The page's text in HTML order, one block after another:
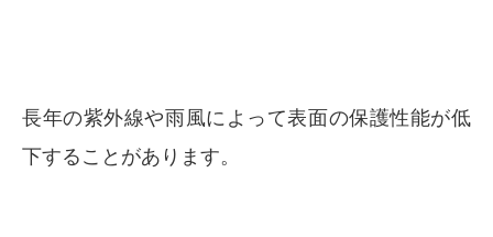
長年の紫外線や雨風によって表面の保護性能が低
下することがあります。